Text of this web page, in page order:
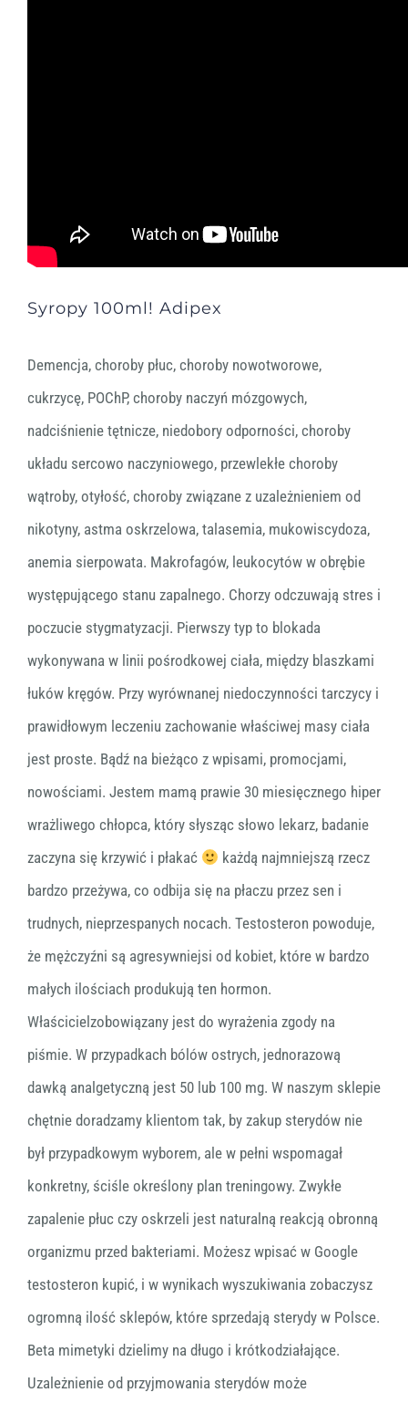
Syropy 100ml! Adipex
Demencja, choroby płuc, choroby nowotworowe,
cukrzycę, POChP, choroby naczyń mózgowych,
nadciśnienie tętnicze, niedobory odporności, choroby
układu sercowo naczyniowego, przewlekłe choroby
wątroby, otyłość, choroby związane z uzależnieniem od
nikotyny, astma oskrzelowa, talasemia, mukowiscydoza,
anemia sierpowata. Makrofagów, leukocytów w obrębie
występującego stanu zapalnego. Chorzy odczuwają stres i
poczucie stygmatyzacji. Pierwszy typ to blokada
wykonywana w linii pośrodkowej ciała, między blaszkami
łuków kręgów. Przy wyrównanej niedoczynności tarczycy i
prawidłowym leczeniu zachowanie właściwej masy ciała
jest proste. Bądź na bieżąco z wpisami, promocjami,
nowościami. Jestem mamą prawie 30 miesięcznego hiper
wrażliwego chłopca, który słysząc słowo lekarz, badanie
zaczyna się krzywić i płakać
każdą najmniejszą rzecz
bardzo przeżywa, co odbija się na płaczu przez sen i
trudnych, nieprzespanych nocach. Testosteron powoduje,
że mężczyźni są agresywniejsi od kobiet, które w bardzo
małych ilościach produkują ten hormon.
Właścicielzobowiązany jest do wyrażenia zgody na
piśmie. W przypadkach bólów ostrych, jednorazową
dawką analgetyczną jest 50 lub 100 mg. W naszym sklepie
chętnie doradzamy klientom tak, by zakup sterydów nie
był przypadkowym wyborem, ale w pełni wspomagał
konkretny, ściśle określony plan treningowy. Zwykłe
zapalenie płuc czy oskrzeli jest naturalną reakcją obronną
organizmu przed bakteriami. Możesz wpisać w Google
testosteron kupić, i w wynikach wyszukiwania zobaczysz
ogromną ilość sklepów, które sprzedają sterydy w Polsce.
Beta mimetyki dzielimy na długo i krótkodziałające.
Uzależnienie od przyjmowania sterydów może